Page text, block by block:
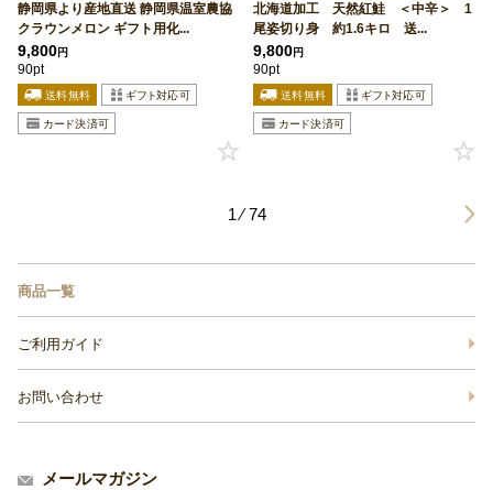
静岡県より産地直送 静岡県温室農協
クラウンメロン ギフト用化...
9,800円
90pt
北海道加工 天然紅鮭 ＜中辛＞ 1
尾姿切り身 約1.6キロ 送...
9,800円
90pt
1 ⁄ 74
商品一覧
ご利用ガイド
お問い合わせ
メールマガジン